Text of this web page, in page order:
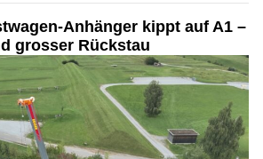
Anhänger kippt auf A1 –
grosser Rückstau